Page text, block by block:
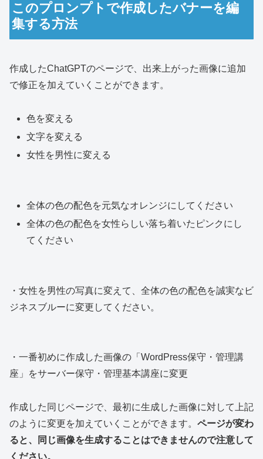
このプロンプトで作成したバナーを編
集する方法
作成したChatGPTのページで、出来上がった画像に追加
で修正を加えていくことができます。
色を変える
文字を変える
女性を男性に変える
全体の色の配色を元気なオレンジにしてください
全体の色の配色を女性らしい落ち着いたピンクにし
てください
・女性を男性の写真に変えて、全体の色の配色を誠実なビ
ジネスブルーに変更してください。
・一番初めに作成した画像の「WordPress保守・管理講
座」をサーバー保守・管理基本講座に変更
作成した同じページで、最初に生成した画像に対して上記
のように変更を加えていくことができます。 ページが変わ
ると、同じ画像を生成することはできませんので注意して
ください。